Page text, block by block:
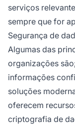
serviços
sempre que for
Segurança de
Algumas das
organizações
informações
soluções
oferecem
criptografia de